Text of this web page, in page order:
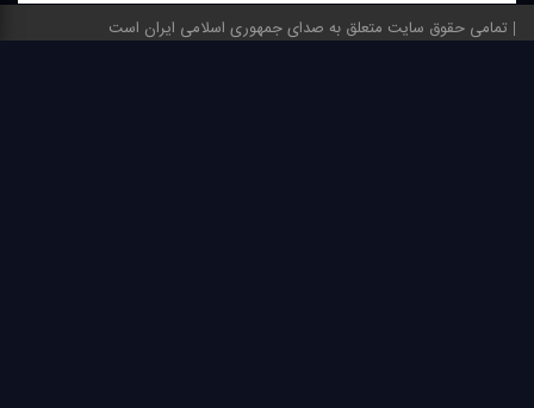
تمامی حقوق سایت متعلق به صدای جمهوری اسلامی ایران است